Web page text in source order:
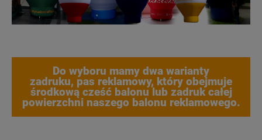
Do wyboru mamy dwa warianty
zadruku, pas reklamowy, który obejmuje
środkową cześć balonu lub zadruk całej
powierzchni naszego balonu reklamowego.